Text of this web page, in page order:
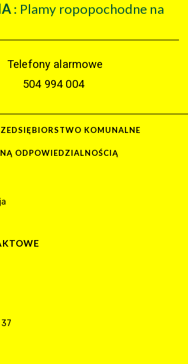
: Plamy ropopochodne na
Telefony alarmowe
504 994 004
KOMUNALNE
ODPOWIEDZIALNOŚCIĄ